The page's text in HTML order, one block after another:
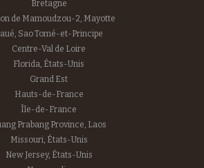
Bretagne
de Mamoudzou-2, Mayotte
Sao Tomé-et-Principe
Centre-Val de Loire
Florida, États-Unis
Grand Est
Hauts-de-France
Île-de-France
Prabang Province, Laos
Missouri, États-Unis
New Jersey, États-Unis